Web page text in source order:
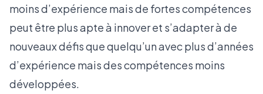
moins d’expérience mais de fortes compétences
peut être plus apte à innover et s’adapter à de
nouveaux défis que quelqu’un avec plus d’années
d’expérience mais des compétences moins
développées.